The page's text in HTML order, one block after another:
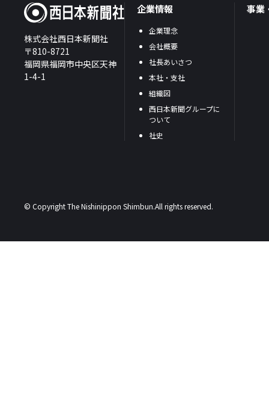
株式会社西日本新聞社
〒810-8721
福岡県福岡市中央区天神
1-4-1
企業情報
企業理念
会社概要
社長あいさつ
本社・支社
組織図
西日本新聞グループに
ついて
社史
事業
© Copyright The Nishinippon Shimbun.All rights reserved.